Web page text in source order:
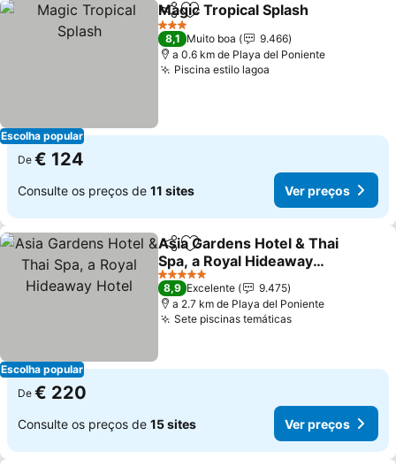
Escolha popular
PartilharAdicionar aos favoritos
Magic Tropical Splash
3 Estrelas
8,1 Muito boa
9.466
a 0.6 km de Playa del Poniente
Piscina estilo lagoa
De € 124
Consulte os preços de 11 sites Ver preços
Escolha popular
PartilharAdicionar aos favoritos
Asia Gardens Hotel & Thai
Spa, a Royal Hideaway
Hotel
5 Estrelas
8,9 Excelente
9.475
a 2.7 km de Playa del Poniente
Sete piscinas temáticas
De € 220
Consulte os preços de 15 sites Ver preços